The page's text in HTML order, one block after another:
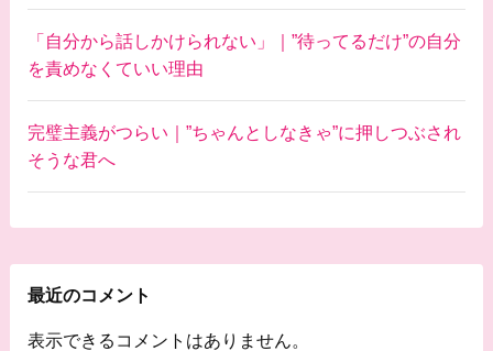
「自分から話しかけられない」｜”待ってるだけ”の自分
を責めなくていい理由
完璧主義がつらい｜”ちゃんとしなきゃ”に押しつぶされ
そうな君へ
最近のコメント
表示できるコメントはありません。